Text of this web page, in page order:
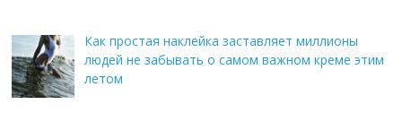
Как простая наклейка заставляет миллионы
людей не забывать о самом важном креме этим
летом